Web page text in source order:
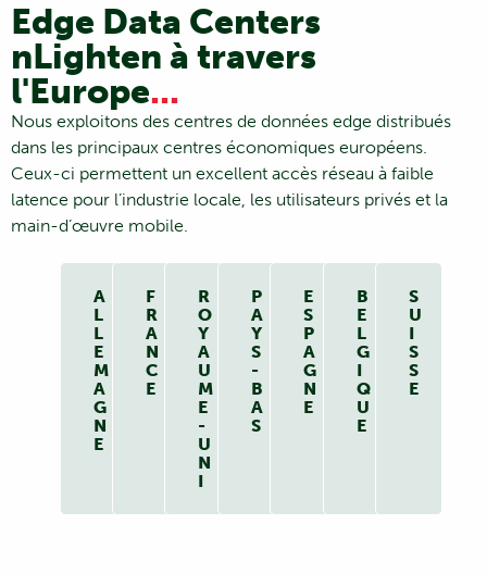
Edge Data Centers
nLighten à travers
l'Europe...
Nous exploitons des centres de données edge distribués
dans les principaux centres économiques européens.
Ceux-ci permettent un excellent accès réseau à faible
latence pour l’industrie locale, les utilisateurs privés et la
main-d’œuvre mobile.
A
L
L
E
M
A
G
N
E
F
R
A
N
C
E
R
O
Y
A
U
M
E
-
U
N
I
P
A
Y
S
-
B
A
S
E
S
P
A
G
N
E
B
E
L
G
I
Q
U
E
S
U
I
S
S
E